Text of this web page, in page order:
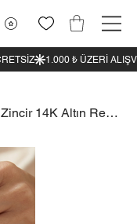
Kuyumcu Serisi Zirkon Taşlı H-Link Zincir 14K Altın Renk Bileklik